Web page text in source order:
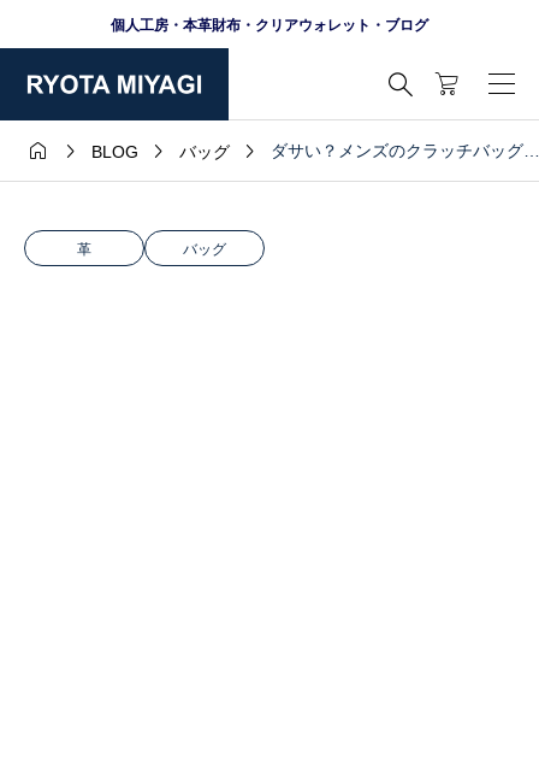
個人工房・本革財布・クリアウォレット・ブログ

  BLOG  バッグ  ダサい？メンズのクラッチバッグ
革 バッグ